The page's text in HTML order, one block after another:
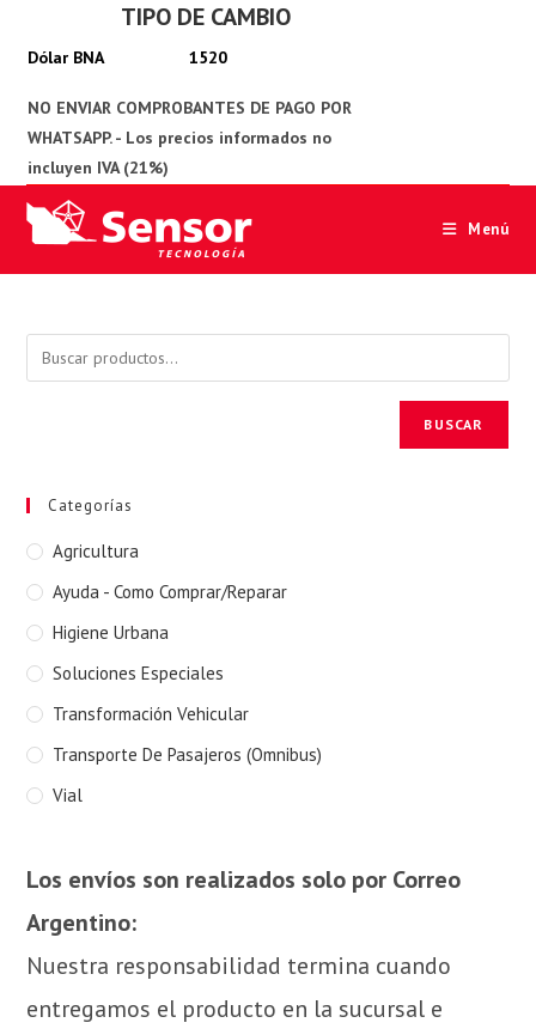
TIPO DE CAMBIO
1520
Menú
BUSCAR
Categorías
Agricultura
Ayuda - Como Comprar/Reparar
Higiene Urbana
Soluciones Especiales
Transformación Vehicular
Transporte De Pasajeros (Omnibus)
Vial
Los envíos son realizados solo por Correo
Argentino:
Nuestra responsabilidad termina cuando
entregamos el producto en la sucursal e